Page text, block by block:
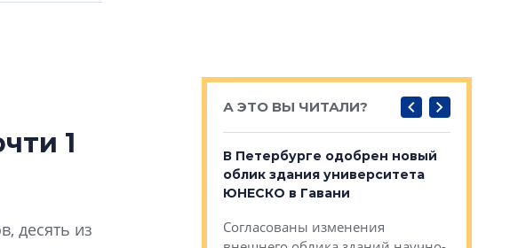
1
десять из
А ЭТО ВЫ ЧИТАЛИ?
Торосово — антидот
фальш-панелей
В Петербурге одобрен новый
облик здания университета
ЮНЕСКО в Гавани
Согласованы изменения